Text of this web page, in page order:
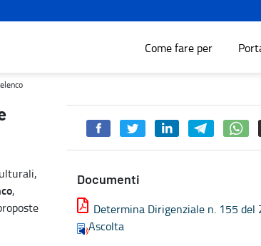
Come fare per
cultura
,
Documenti
Determina Dirigenziale n. 155
Ascolta